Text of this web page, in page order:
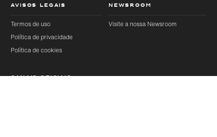
AVISOS LEGAIS
Termos de uso
Política de privacidade
Política de cookies
NEWSROOM
Visite a nossa Newsroom
CANAIS OFICIAIS